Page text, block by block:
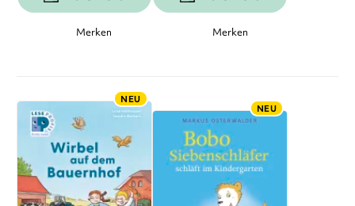
Merken Merken
NEU
NEU